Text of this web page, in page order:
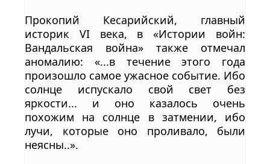
Прокопий Кесарийский, главный
историк VI века, в «Истории войн:
Вандальская война» также отмечал
аномалию: «...в течение этого года
произошло самое ужасное событие. Ибо
солнце испускало свой свет без
яркости... и оно казалось очень
похожим на солнце в затмении, ибо
лучи, которые оно проливало, были
неясны..».